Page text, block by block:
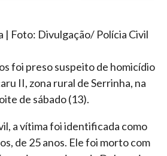
| Foto: Divulgação/ Polícia Civil
foi preso suspeito de homicídio
II, zona rural de Serrinha, na
de sábado (13).
a vítima foi identificada como
de 25 anos. Ele foi morto com